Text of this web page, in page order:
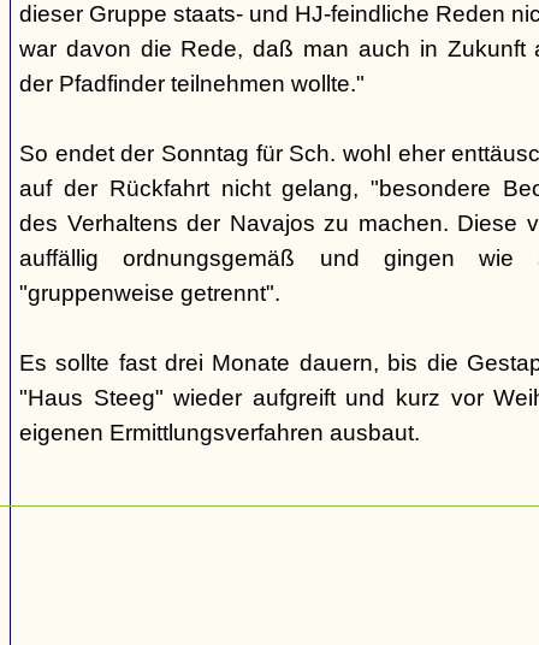
dieser Gruppe staats- und HJ-feindliche Reden
war davon die Rede, daß man auch in Zukunft
der Pfadfinder teilnehmen wollte."
So endet der Sonntag für Sch. wohl eher
auf der Rückfahrt nicht gelang, "besondere
des Verhaltens der Navajos zu machen. Diese
auffällig ordnungsgemäß und gingen wie
"gruppenweise getrennt".
Es sollte fast drei Monate dauern, bis die
"Haus Steeg" wieder aufgreift und kurz vor
eigenen Ermittlungsverfahren ausbaut.